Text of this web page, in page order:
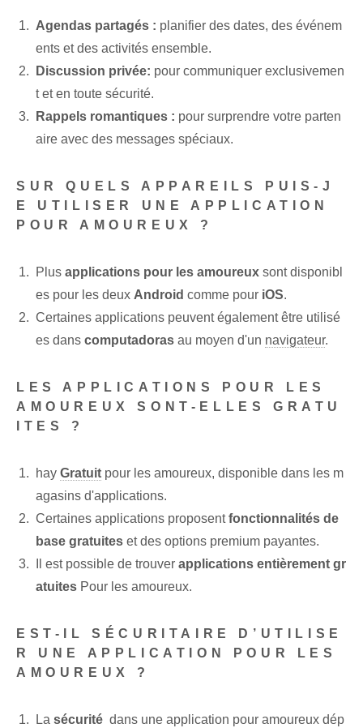
Agendas partagés : planifier des dates, des événem
ents et des activités ensemble.
Discussion privée: pour communiquer exclusivemen
t et en toute sécurité.
Rappels romantiques : pour surprendre votre parten
aire avec⁢ des messages spéciaux.
SUR QUELS APPAREILS PUIS-J
E UTILISER UNE APPLICATION
POUR AMOUREUX ?
Plus applications pour les amoureux sont disponibl
es pour les deux Android comme pour iOS.
Certaines applications peuvent également être utilisé
es dans computadoras au moyen d'un navigateur.
LES APPLICATIONS POUR LES
AMOUREUX SONT-ELLES GRATU
ITES ?
hay Gratuit pour les amoureux, disponible dans les m
agasins d'applications.
Certaines applications proposentfonctionnalités de
base gratuites et des options premium payantes.
Il est possible de trouver applications entièrement gr
atuites Pour les amoureux.
EST-IL SÉCURITAIRE D’UTILISE
R UNE APPLICATION POUR LES
AMOUREUX ?
La sécurité ⁤ dans une application pour amoureux dép